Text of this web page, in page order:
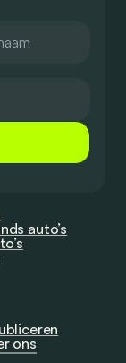
auto’s
ons